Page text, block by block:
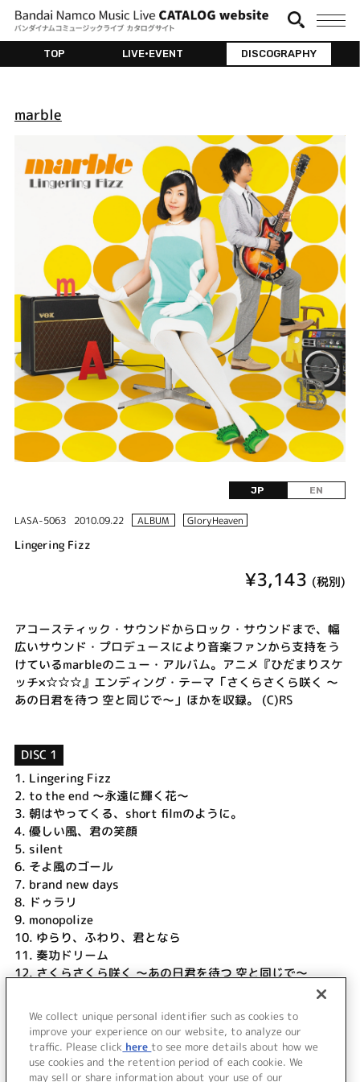
TOP LIVE•EVENT DISCOGRAPHY
marble
JP EN
LASA-5063 2010.09.22 ALBUM GloryHeaven
Lingering Fizz
¥3,143 (税別)
アコースティック・サウンドからロック・サウンドまで、幅
広いサウンド・プロデュースにより音楽ファンから支持をう
けているmarbleのニュー・アルバム。アニメ『ひだまりスケ
ッチ×☆☆☆』エンディング・テーマ「さくらさくら咲く ～
あの日君を待つ 空と同じで～」ほかを収録。 (C)RS
DISC 1
1. Lingering Fizz
2. to the end ～永遠に輝く花～
3. 朝はやってくる、short filmのように。
4. 優しい風、君の笑顔
5. silent
6. そよ風のゴール
7. brand new days
8. ドゥラリ
9. monopolize
10. ゆらり、ふわり、君となら
11. 奏功ドリーム
12.さくらさくら咲く ～あの日君を待つ 空と同じで～
DISC 2
「Lingering Fizz」Music Clip
＜ BACK
We collect unique personal identifier such as cookies to
improve your experience on our website, to analyze our
traffic. Please click here to see more details about how we
use cookies and the retention period of each cookie. We
may sell or share information about your use of our